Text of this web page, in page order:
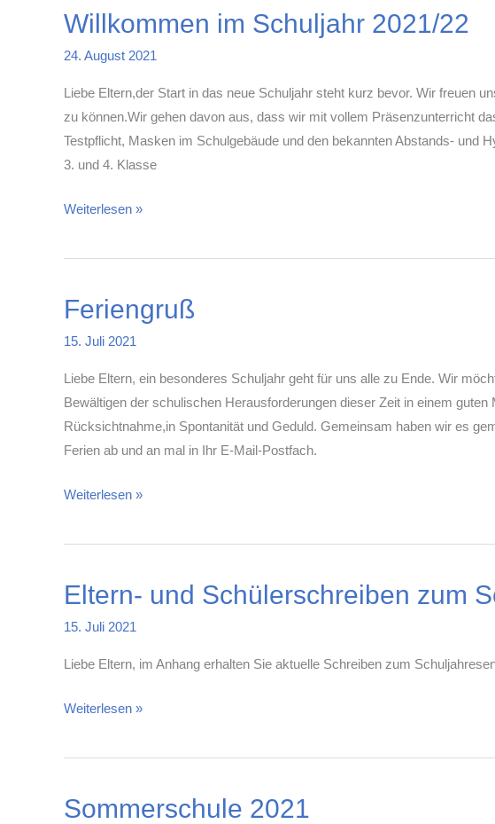
/
Erkältungskrankheiten
Willkommen im Schuljahr 2021/22
24. August 2021
Liebe Eltern,der Start in das neue Schuljahr steht kurz bevor. Wir freuen
zu können.Wir gehen davon aus, dass wir mit vollem Präsenzunterricht
Testpflicht, Masken im Schulgebäude und den bekannten Abstands- und
3. und 4. Klasse
Willkommen
Schuljahr
Weiterlesen »
Feriengruß
15. Juli 2021
Liebe Eltern, ein besonderes Schuljahr geht für uns alle zu Ende. Wir
Bewältigen der schulischen Herausforderungen dieser Zeit in einem guten
Rücksichtnahme,in Spontanität und Geduld. Gemeinsam haben wir es
Ferien ab und an mal in Ihr E-Mail-Postfach.
Feriengruß
Weiterlesen »
Eltern- und Schülerschreiben zum
15. Juli 2021
Liebe Eltern, im Anhang erhalten Sie aktuelle Schreiben zum
Eltern-
Schülerschreiben
Schuljahresende
Weiterlesen »
Sommerschule 2021